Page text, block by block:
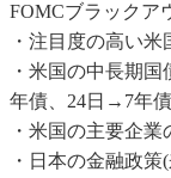
FOMCブラックア
・注目度の高い
・米国の中長期
年債、24日→7年
・米国の主要企
・日本の金融政